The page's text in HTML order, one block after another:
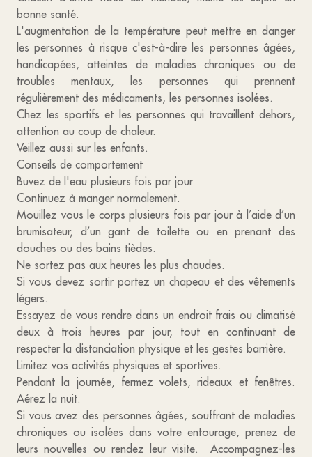
bonne santé.
L'augmentation de la température peut mettre en danger
les personnes à risque c'est-à-dire les personnes âgées,
handicapées, atteintes de maladies chroniques ou de
troubles mentaux, les personnes qui prennent
régulièrement des médicaments, les personnes isolées.
Chez les sportifs et les personnes qui travaillent dehors,
attention au coup de chaleur.
Veillez aussi sur les enfants.
Conseils de comportement
Buvez de l'eau plusieurs fois par jour
Continuez à manger normalement.
Mouillez vous le corps plusieurs fois par jour à l’aide d’un
brumisateur, d’un gant de toilette ou en prenant des
douches ou des bains tièdes.
Ne sortez pas aux heures les plus chaudes.
Si vous devez sortir portez un chapeau et des vêtements
légers.
Essayez de vous rendre dans un endroit frais ou climatisé
deux à trois heures par jour, tout en continuant de
respecter la distanciation physique et les gestes barrière.
Limitez vos activités physiques et sportives.
Pendant la journée, fermez volets, rideaux et fenêtres.
Aérez la nuit.
Si vous avez des personnes âgées, souffrant de maladies
chroniques ou isolées dans votre entourage, prenez de
leurs nouvelles ou rendez leur visite. Accompagnez-les